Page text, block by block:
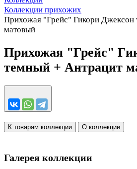
Коллекции прихожих
Прихожая "Грейс" Гикори Джексон
матовый
Прихожая "Грейс"
темный + Антрацит
К товарам коллекции О коллекции
Галерея коллекции